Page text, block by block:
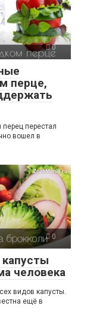
0
перце,
перестал
вошел в
0
человека
видов капусты.
ещё в